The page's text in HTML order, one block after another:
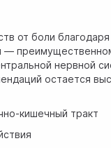
от боли благодаря
—
нервной
остается
кишечный тракт